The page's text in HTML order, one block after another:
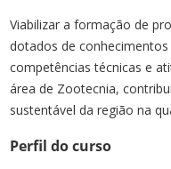
Viabilizar a formação de
dotados de
competências técnicas e
área de Zootecnia,
sustentável da região na
Perfil do curso